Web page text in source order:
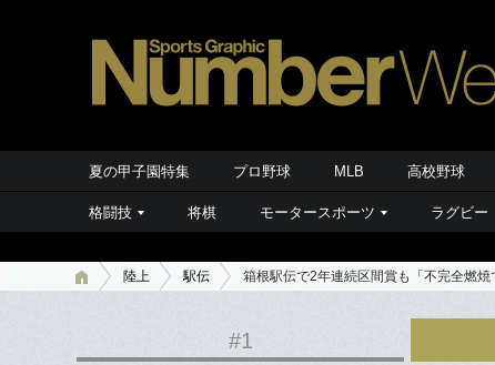
夏の甲子園特集 プロ野球 MLB 高校野球
格闘技 将棋 モータースポーツ ラグビー
陸上 駅伝 箱根駅伝で2年連続区間賞も「不完全燃
#1